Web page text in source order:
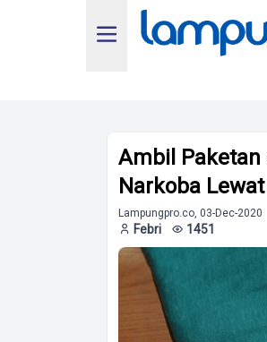
Ambil Paketan
Narkoba
Lampungpro.co, 03-Dec-2020
Febri 1451